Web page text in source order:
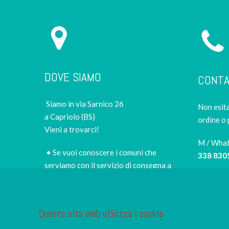
DOVE SIAMO
Siamo in via Sarnico 26
a Capriolo (BS)
Vieni a trovarci!
• Se vuoi conoscere i comuni che
serviamo con il servizio di consegna a
takeaway della zona
Non
ordine o
M /
338
Questo sito web utilizza i cookie